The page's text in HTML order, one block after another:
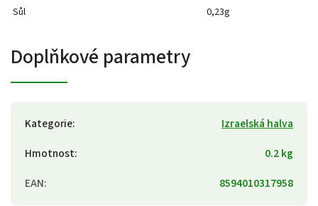
Sůl
0,23g
Doplňkové parametry
Kategorie:
Izraelská halva
Hmotnost:
0.2 kg
EAN: 8594010317958